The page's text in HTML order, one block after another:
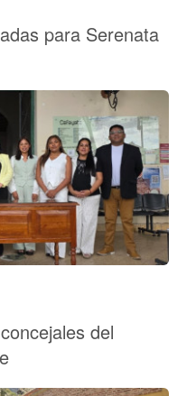
para Serenata
del